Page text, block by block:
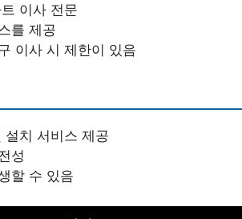
이사 전문
를 제공
이사 시 제한이 있음
설치 서비스 제공
성
할 수 있음